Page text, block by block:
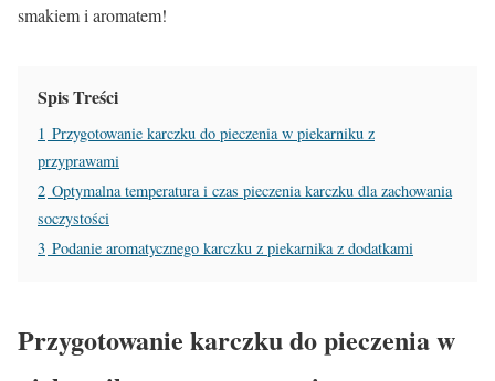
smakiem i aromatem!
Spis Treści
1 Przygotowanie karczku do pieczenia w piekarniku z
przyprawami
2 Optymalna temperatura i czas pieczenia karczku dla zachowania
soczystości
3 Podanie aromatycznego karczku z piekarnika z dodatkami
Przygotowanie karczku do pieczenia w